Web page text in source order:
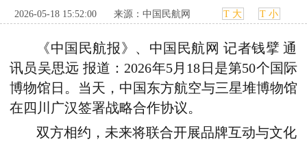
航图 智库 专题 舆情
2026-05-18 15:52:00 来源：中国民航网 T 大 T 小
《中国民航报》、中国民航网 记者钱擘 通
讯员吴思远 报道：2026年5月18日是第50个国际
博物馆日。当天，中国东方航空与三星堆博物馆
在四川广汉签署战略合作协议。
双方相约，未来将联合开展品牌互动与文化